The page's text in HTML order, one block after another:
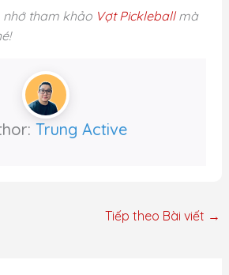
nhớ tham khảo Vợt Pickleballmà
Trung Active
Tiếp theo Bài viết →